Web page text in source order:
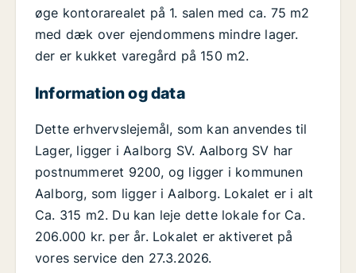
øge kontorarealet på 1. salen med ca. 75 m2
med dæk over ejendommens mindre lager.
der er kukket varegård på 150 m2.
Information og data
Dette erhvervslejemål, som kan anvendes til
Lager, ligger i Aalborg SV. Aalborg SV har
postnummeret 9200, og ligger i kommunen
Aalborg, som ligger i Aalborg. Lokalet er i alt
Ca. 315 m2. Du kan leje dette lokale for Ca.
206.000 kr. per år. Lokalet er aktiveret på
vores service den 27.3.2026.